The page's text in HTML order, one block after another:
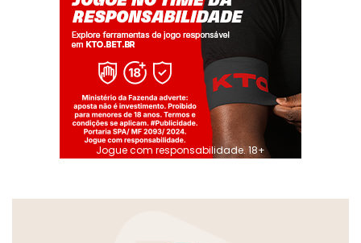
Jogue com responsabilidade. 18+